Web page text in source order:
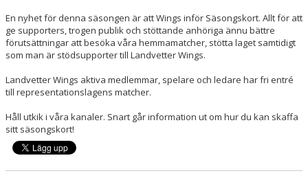
En nyhet för denna säsongen är att Wings inför Säsongskort. Allt för att
ge supporters, trogen publik och stöttande anhöriga ännu bättre
förutsättningar att besöka våra hemmamatcher, stötta laget samtidigt
som man är stödsupporter till Landvetter Wings.
Landvetter Wings aktiva medlemmar, spelare och ledare har fri entré
till representationslagens matcher.
Håll utkik i våra kanaler. Snart går information ut om hur du kan skaffa
sitt säsongskort!